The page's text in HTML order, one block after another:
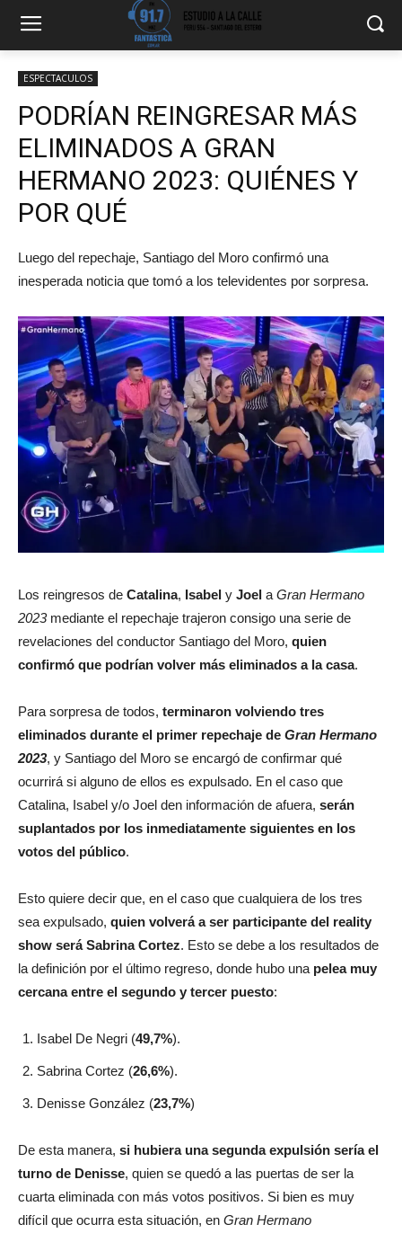
ESPECTACULOS
PODRÍAN REINGRESAR MÁS
ELIMINADOS A GRAN
HERMANO 2023: QUIÉNES Y
POR QUÉ
Luego del repechaje, Santiago del Moro confirmó una
inesperada noticia que tomó a los televidentes por sorpresa.
Los reingresos de Catalina, Isabel y Joel a Gran Hermano
2023 mediante el repechaje trajeron consigo una serie de
revelaciones del conductor Santiago del Moro, quien
confirmó que podrían volver más eliminados a la casa.
Para sorpresa de todos, terminaron volviendo tres
eliminados durante el primer repechaje de Gran Hermano
2023, y Santiago del Moro se encargó de confirmar qué
ocurrirá si alguno de ellos es expulsado. En el caso que
Catalina, Isabel y/o Joel den información de afuera, serán
suplantados por los inmediatamente siguientes en los
votos del público.
Esto quiere decir que, en el caso que cualquiera de los tres
sea expulsado, quien volverá a ser participante del reality
show será Sabrina Cortez. Esto se debe a los resultados de
la definición por el último regreso, donde hubo una pelea muy
cercana entre el segundo y tercer puesto:
Isabel De Negri (49,7%).
Sabrina Cortez (26,6%).
Denisse González (23,7%)
De esta manera, si hubiera una segunda expulsión sería el
turno de Denisse, quien se quedó a las puertas de ser la
cuarta eliminada con más votos positivos. Si bien es muy
difícil que ocurra esta situación, en Gran Hermano